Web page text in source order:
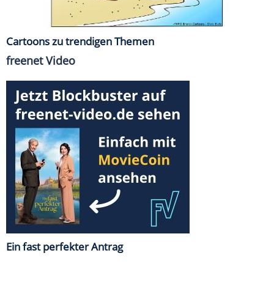
Cartoons zu trendigen Themen
freenet Video
Ein fast perfekter Antrag